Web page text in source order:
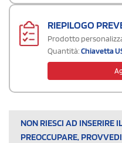
RIEPILOGO
Prodotto
Quantità:Chiavetta
NON RIESCI AD INSERIRE
PREOCCUPARE,